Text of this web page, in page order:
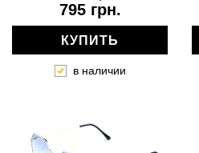
795 грн.
КУПИТЬ
в наличии